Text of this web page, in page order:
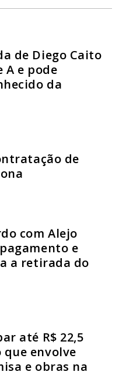
de Diego Caito
A e pode
da
de
com Alejo
e
a retirada do
até R$ 22,5
que envolve
e obras na